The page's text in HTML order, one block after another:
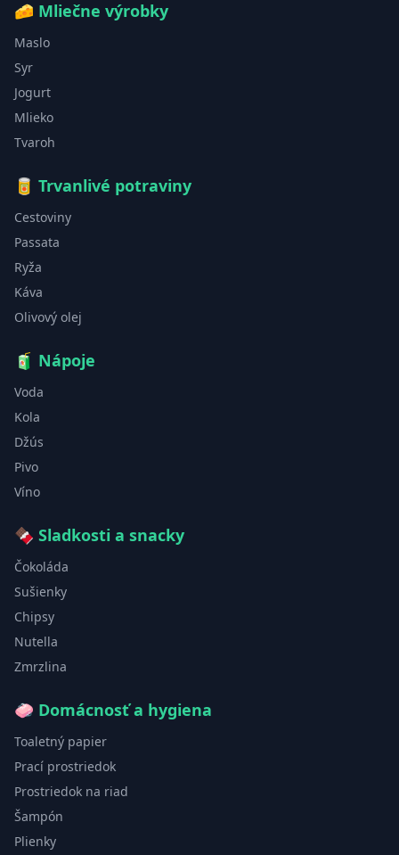
🧀 Mliečne výrobky
Maslo
Syr
Jogurt
Mlieko
Tvaroh
🥫 Trvanlivé potraviny
Cestoviny
Passata
Ryža
Káva
Olivový olej
🧃 Nápoje
Voda
Kola
Džús
Pivo
Víno
🍫 Sladkosti a snacky
Čokoláda
Sušienky
Chipsy
Nutella
Zmrzlina
🧼 Domácnosť a hygiena
Toaletný papier
Prací prostriedok
Prostriedok na riad
Šampón
Plienky